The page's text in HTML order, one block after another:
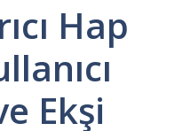
Hap
Ekşi